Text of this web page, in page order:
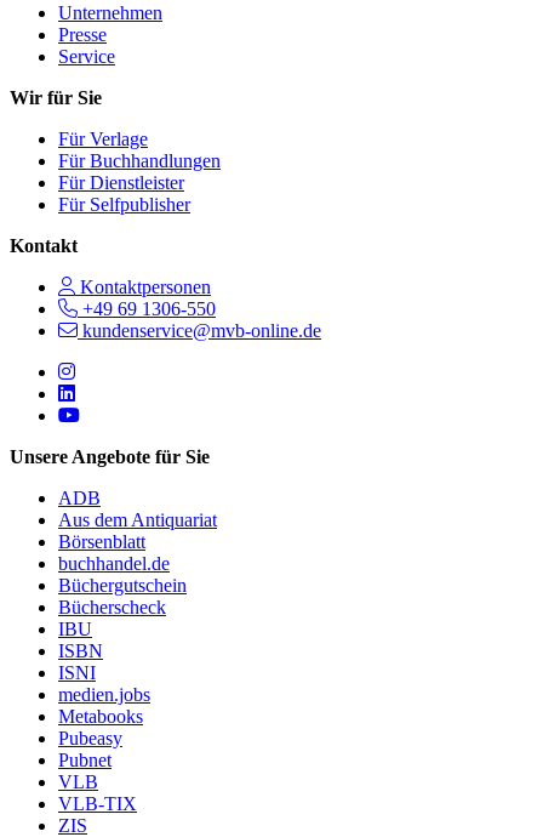
Unternehmen
Presse
Service
Wir für Sie
Für Verlage
Für Buchhandlungen
Für Dienstleister
Für Selfpublisher
Kontakt
Kontaktpersonen
+49 69 1306-550
kundenservice@mvb-online.de
Follow us on https://www.instagram.com/lifeatmvb/
Follow us on https://www.linkedin.com/company/mvbbooks
Follow us on https://www.youtube.com/@mvbbooks
Unsere Angebote für Sie
ADB
Aus dem Antiquariat
Börsenblatt
buchhandel.de
Büchergutschein
Bücherscheck
IBU
ISBN
ISNI
medien.jobs
Metabooks
Pubeasy
Pubnet
VLB
VLB-TIX
ZIS